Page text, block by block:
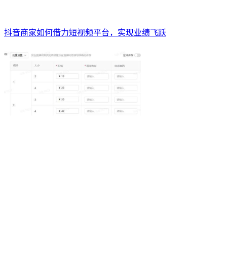
抖音商家如何借力短视频平台，实现业绩飞跃